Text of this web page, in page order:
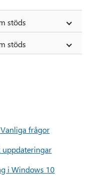
stöds
stöds
frågor
uppdateringar
i Windows 10